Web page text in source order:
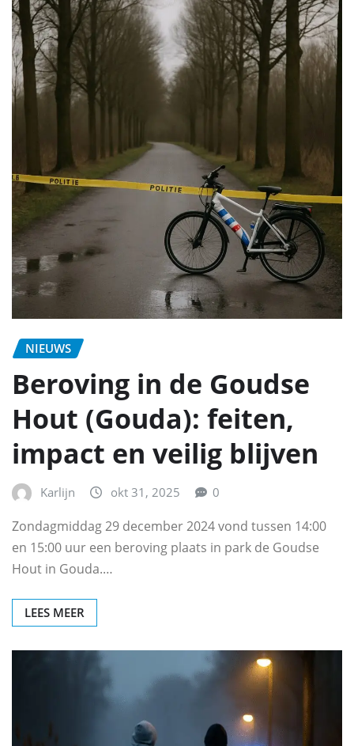
NIEUWS
Beroving in de Goudse
Hout (Gouda): feiten,
impact en veilig blijven
Karlijn okt 31, 2025 0
Zondagmiddag 29 december 2024 vond tussen 14:00
en 15:00 uur een beroving plaats in park de Goudse
Hout in Gouda.…
LEES MEER